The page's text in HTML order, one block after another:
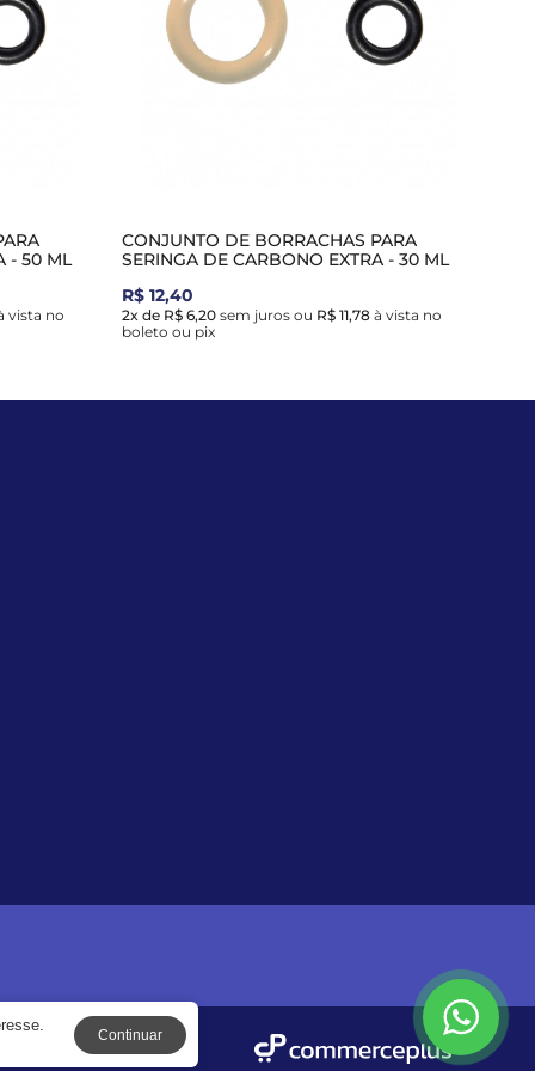
- 50 ML
vista no
CONJUNTO DE BORRACHAS PARA
SERINGA DE CARBONO EXTRA - 30 ML
R$ 12,40
2x de R$ 6,20 sem juros ou R$ 11,78 à vista no
boleto ou pix
Continuar